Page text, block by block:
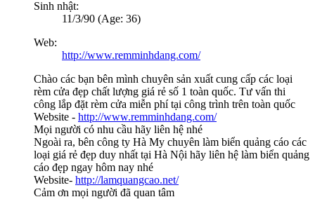
Sinh nhật:
11/3/90 (Age: 36)
Web:
http://www.remminhdang.com/
Chào các bạn bên mình chuyên sản xuất cung cấp các loại
rèm cửa đẹp chất lượng giá rẻ số 1 toàn quốc. Tư vấn thi
công lắp đặt rèm cửa miễn phí tại công trình trên toàn quốc
Website - http://www.remminhdang.com/
Mọi người có nhu cầu hãy liên hệ nhé
Ngoài ra, bên công ty Hà My chuyên làm biển quảng cáo các
loại giá rẻ đẹp duy nhất tại Hà Nội hãy liên hệ làm biển quảng
cáo đẹp ngay hôm nay nhé
Website- http://lamquangcao.net/
Cảm ơn mọi người đã quan tâm